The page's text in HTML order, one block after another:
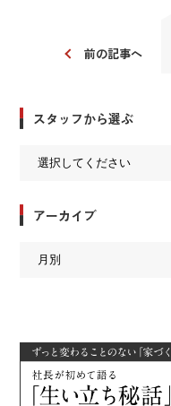
前の記事へ
スタッフから選ぶ
アーカイブ